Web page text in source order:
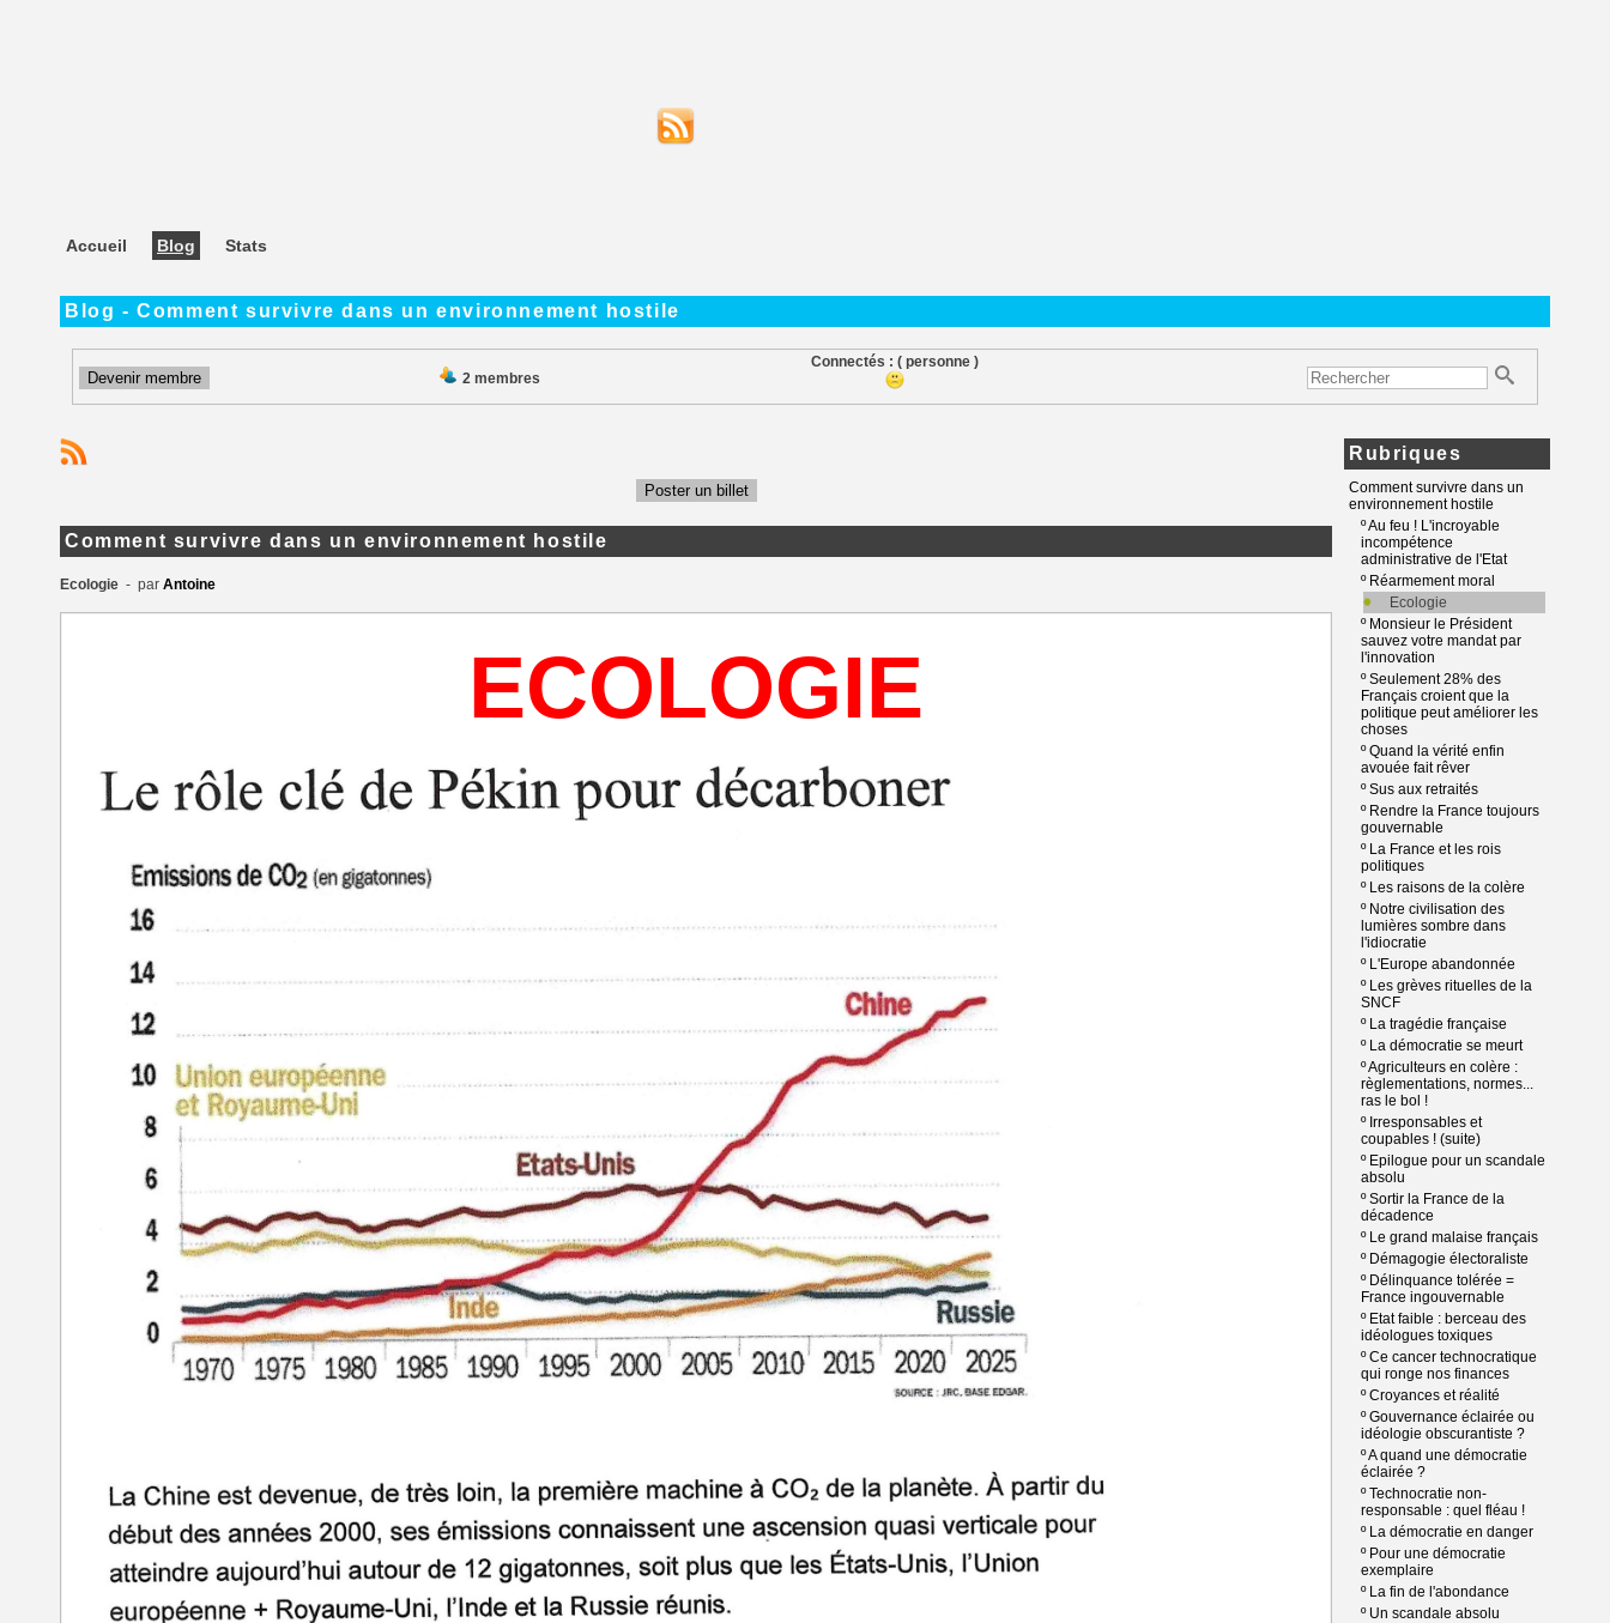
Accueil Blog Stats
Blog - Comment survivre dans un environnement hostile
Devenir membre 2 membres
Connectés : ( personne )
Poster un billet
Comment survivre dans un environnement hostile
Ecologie - par Antoine
ECOLOGIE
Rubriques
Comment survivre dans un
environnement hostile
ºAu feu ! L'incroyable
incompétence
administrative de l'Etat
º Réarmement moral
Ecologie
º Monsieur le Président
sauvez votre mandat par
l'innovation
ºSeulement 28% des
Français croient que la
politique peut améliorer les
choses
ºQuand la vérité enfin
avouée fait rêver
ºSus aux retraités
º Rendre la France toujours
gouvernable
º La France et les rois
politiques
º Les raisons de la colère
º Notre civilisation des
lumières sombre dans
l'idiocratie
º L'Europe abandonnée
º Les grèves rituelles de la
SNCF
º La tragédie française
º La démocratie se meurt
ºAgriculteurs en colère :
règlementations, normes...
ras le bol !
º Irresponsables et
coupables ! (suite)
º Epilogue pour un scandale
absolu
ºSortir la France de la
décadence
º Le grand malaise français
º Démagogie électoraliste
º Délinquance tolérée =
France ingouvernable
º Etat faible : berceau des
idéologues toxiques
ºCe cancer technocratique
qui ronge nos finances
ºCroyances et réalité
ºGouvernance éclairée ou
idéologie obscurantiste ?
ºA quand une démocratie
éclairée ?
ºTechnocratie non-
responsable : quel fléau !
º La démocratie en danger
º Pour une démocratie
exemplaire
º La fin de l'abondance
º Un scandale absolu